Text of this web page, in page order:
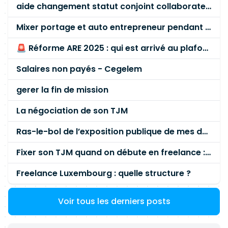
œuvre le processus de réponse aux incidents de
sécurité sur AWS ; • Concevoir les playbooks et
runbooks dédiés aux incidents Cloud ; •Intégrer
les processus Cloud aux procédures
opérationnelles existantes du SOC ; • Définir les
workflows entre le SOC, les équipes Cloud,
DevSecOps et les équipes d'exploitation ; •
Participer à l'amélioration continue des
capacités de détection et de réponse. 2.
Détection et investigation • Exploiter les
détections de sécurité issues de Wiz relatives
aux menaces, compromissions et
comportements suspects ; • Qualifier les alertes
afin de distinguer les incidents de sécurité des
nouveaux cas d'usage de détection adaptés aux
environnements AWS ; • Réaliser les
aide changement statut conjoint collaborateur
Mixer portage et auto entrepreneur pendant des années - quel risque ?
🚨 Réforme ARE 2025 : qui est arrivé au plafond des 60 % en gardant son entreprise ?
Salaires non payés - Cegelem
gerer la fin de mission
La négociation de son TJM
Ras-le-bol de l’exposition publique de mes données personnelles liées à mon entreprise
Fixer son TJM quand on débute en freelance : la méthode mathématique (et pas au feeling) 🛑
Freelance Luxembourg : quelle structure ?
Voir tous les derniers posts